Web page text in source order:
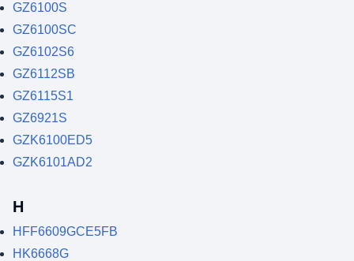
GZ6100S
GZ6100SC
GZ6102S6
GZ6112SB
GZ6115S1
GZ6921S
GZK6100ED5
GZK6101AD2
H
HFF6609GCE5FB
HK6668G